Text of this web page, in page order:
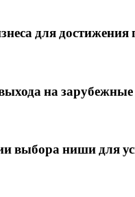
для достижения
на
выбора ниши для